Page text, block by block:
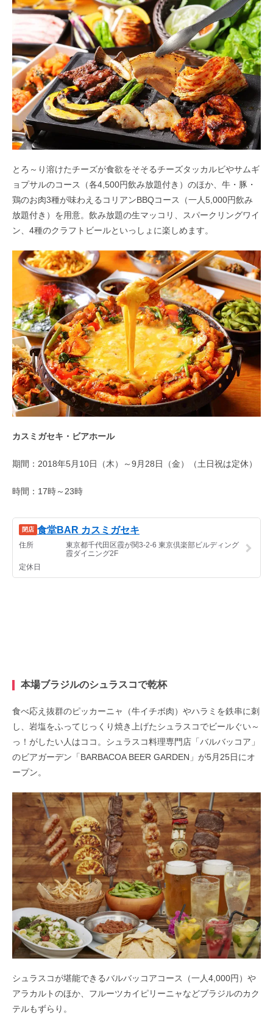
とろ～り溶けたチーズが食欲をそそるチーズタッカルビやサムギ
ョプサルのコース（各4,500円飲み放題付き）のほか、牛・豚・
鶏のお肉3種が味わえるコリアンBBQコース（一人5,000円飲み
放題付き）を用意。飲み放題の生マッコリ、スパークリングワイ
ン、4種のクラフトビールといっしょに楽しめます。
カスミガセキ・ビアホール
期間：2018年5月10日（木）～9月28日（金）（土日祝は定休）
時間：17時～23時
本場ブラジルのシュラスコで乾杯
食べ応え抜群のピッカーニャ（牛イチボ肉）やハラミを鉄串に刺
し、岩塩をふってじっくり焼き上げたシュラスコでビールぐい～
っ！がしたい人はココ。シュラスコ料理専門店「バルバッコア」
のビアガーデン「BARBACOA BEER GARDEN」が5月25日にオ
ープン。
シュラスコが堪能できるバルバッコアコース（一人4,000円）や
アラカルトのほか、フルーツカイピリーニャなどブラジルのカク
テルもずらり。